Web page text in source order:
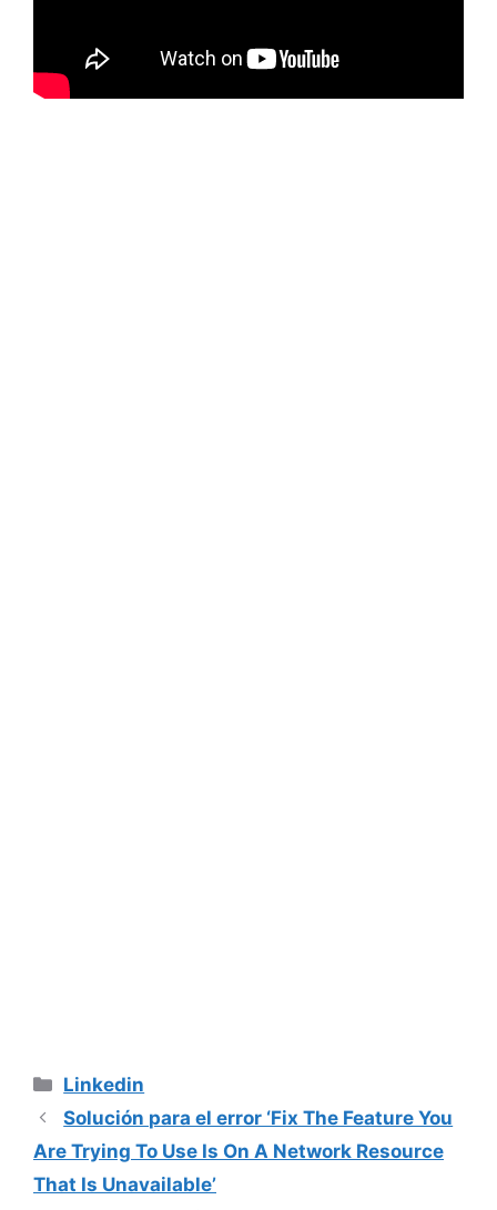
Categorías
Linkedin
Solución para el error ‘Fix The Feature You
Are Trying To Use Is On A Network Resource
That Is Unavailable’